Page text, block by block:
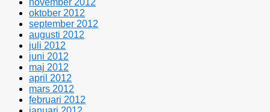
oktober 2012
september 2012
augusti 2012
juli 2012
juni 2012
maj 2012
april 2012
mars 2012
februari 2012